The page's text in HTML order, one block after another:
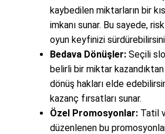
kaybedilen miktarların bir
imkanı sunar. Bu sayede,
oyun keyfinizi
Bedava Dönüşler:Seçili
belirli bir miktar
dönüş hakları elde
kazanç fırsatları sunar.
Özel Promosyonlar:Tatil
düzenlenen bu